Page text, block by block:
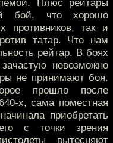
Плюс рейтары
бой, что хорошо
противников, так и
татар. Что нам
рейтар. В боях
невозможно
не принимают боя.
прошло после
х, сама поместная
приобретать
с точки зрения
вытесняют